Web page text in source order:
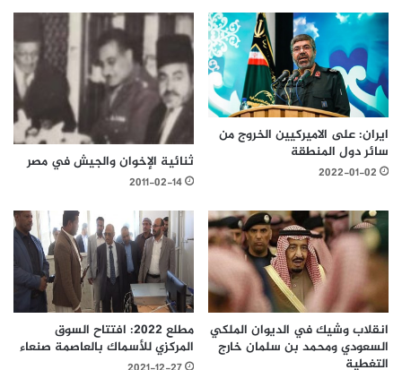
ايران: على الاميركيين الخروج من
سائر دول المنطقة
2022-01-02
ثنائية الإخوان والجيش في مصر
2011-02-14
انقلاب وشيك في الديوان الملكي
السعودي ومحمد بن سلمان خارج
التغطية
مطلع 2022: افتتاح السوق
المركزي للأسماك بالعاصمة صنعاء